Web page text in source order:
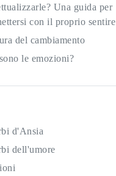
Una guida per
con il proprio sentire
del cambiamento
le emozioni?
d'Ansia
dell'umore